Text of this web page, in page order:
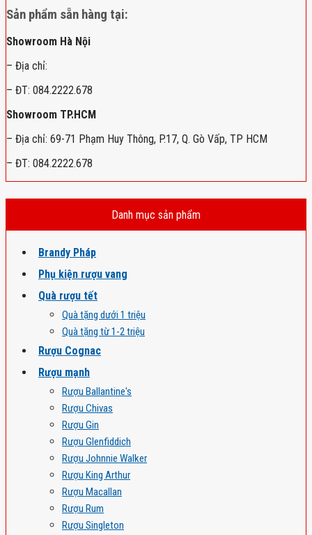
Sản phẩm sẵn hàng tại:
Showroom Hà Nội
– Địa chỉ:
– ĐT: 084.2222.678
Showroom TP.HCM
– Địa chỉ: 69-71 Phạm Huy Thông, P.17, Q. Gò Vấp, TP HCM
– ĐT: 084.2222.678
Danh mục sản phẩm
Brandy Pháp
Phụ kiện rượu vang
Quà rượu tết
Quà tặng dưới 1 triệu
Quà tặng từ 1-2 triệu
Rượu Cognac
Rượu mạnh
Rượu Ballantine's
Rượu Chivas
Rượu Gin
Rượu Glenfiddich
Rượu Johnnie Walker
Rượu King Arthur
Rượu Macallan
Rượu Rum
Rượu Singleton